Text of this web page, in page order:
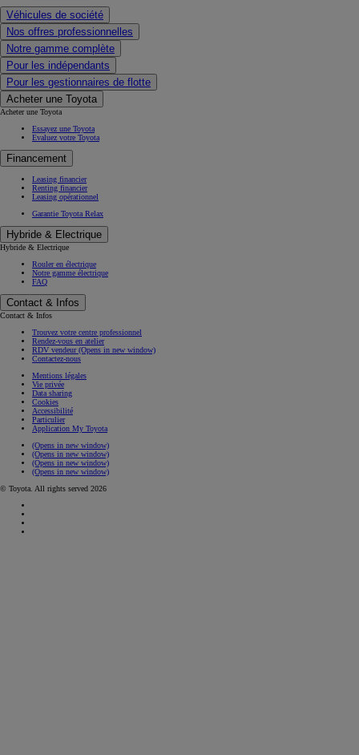
Véhicules de société
Nos offres professionnelles
Notre gamme complète
Pour les indépendants
Pour les gestionnaires de flotte
Acheter une Toyota
Acheter une Toyota
Essayez une Toyota
Evaluez votre Toyota
Financement
Leasing financier
Renting financier
Leasing opérationnel
Garantie Toyota Relax
Hybride & Electrique
Hybride & Electrique
Rouler en électrique
Notre gamme électrique
FAQ
Contact & Infos
Contact & Infos
Trouvez votre centre professionnel
Rendez-vous en atelier
RDV vendeur(Opens in new window)
Contactez-nous
Mentions légales
Vie privée
Data sharing
Cookies
Accessibilité
Particulier
Application My Toyota
(Opens in new window)
(Opens in new window)
(Opens in new window)
(Opens in new window)
© Toyota. All rights served 2026